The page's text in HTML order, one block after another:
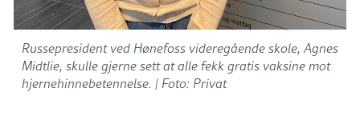
Russepresident ved Hønefoss videregående skole, Agnes
Midtlie, skulle gjerne sett at alle fekk gratis vaksine mot
hjernehinnebetennelse. | Foto: Privat